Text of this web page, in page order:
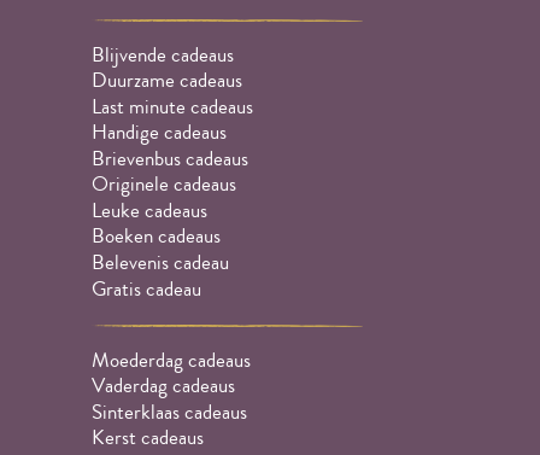
Blijvende cadeaus
Duurzame cadeaus
Last minute cadeaus
Handige cadeaus
Brievenbus cadeaus
Originele cadeaus
Leuke cadeaus
Boeken cadeaus
Belevenis cadeau
Gratis cadeau
Moederdag cadeaus
Vaderdag cadeaus
Sinterklaas cadeaus
Kerst cadeaus